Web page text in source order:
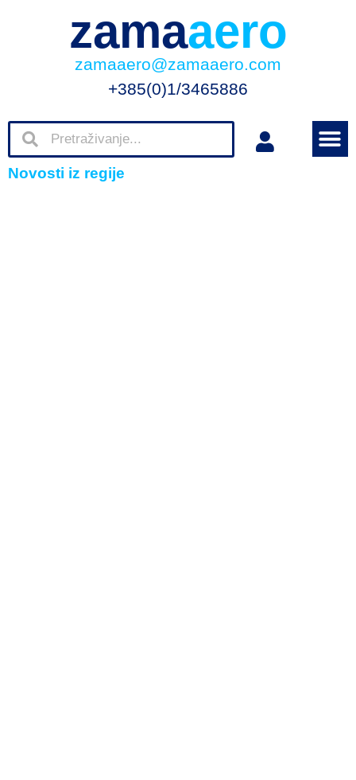
zamaaero
zamaaero@zamaaero.com
+385(0)1/3465886
Novosti iz regije